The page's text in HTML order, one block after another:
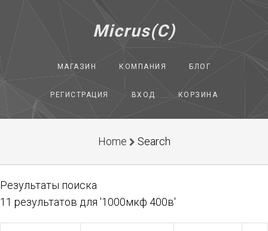
Micrus(C)
МАГАЗИН КОМПАНИЯ БЛОГ
РЕГИСТРАЦИЯ ВХОД КОРЗИНА
Home Search
Результаты поиска
11 результатов для '1000мкф 400в'